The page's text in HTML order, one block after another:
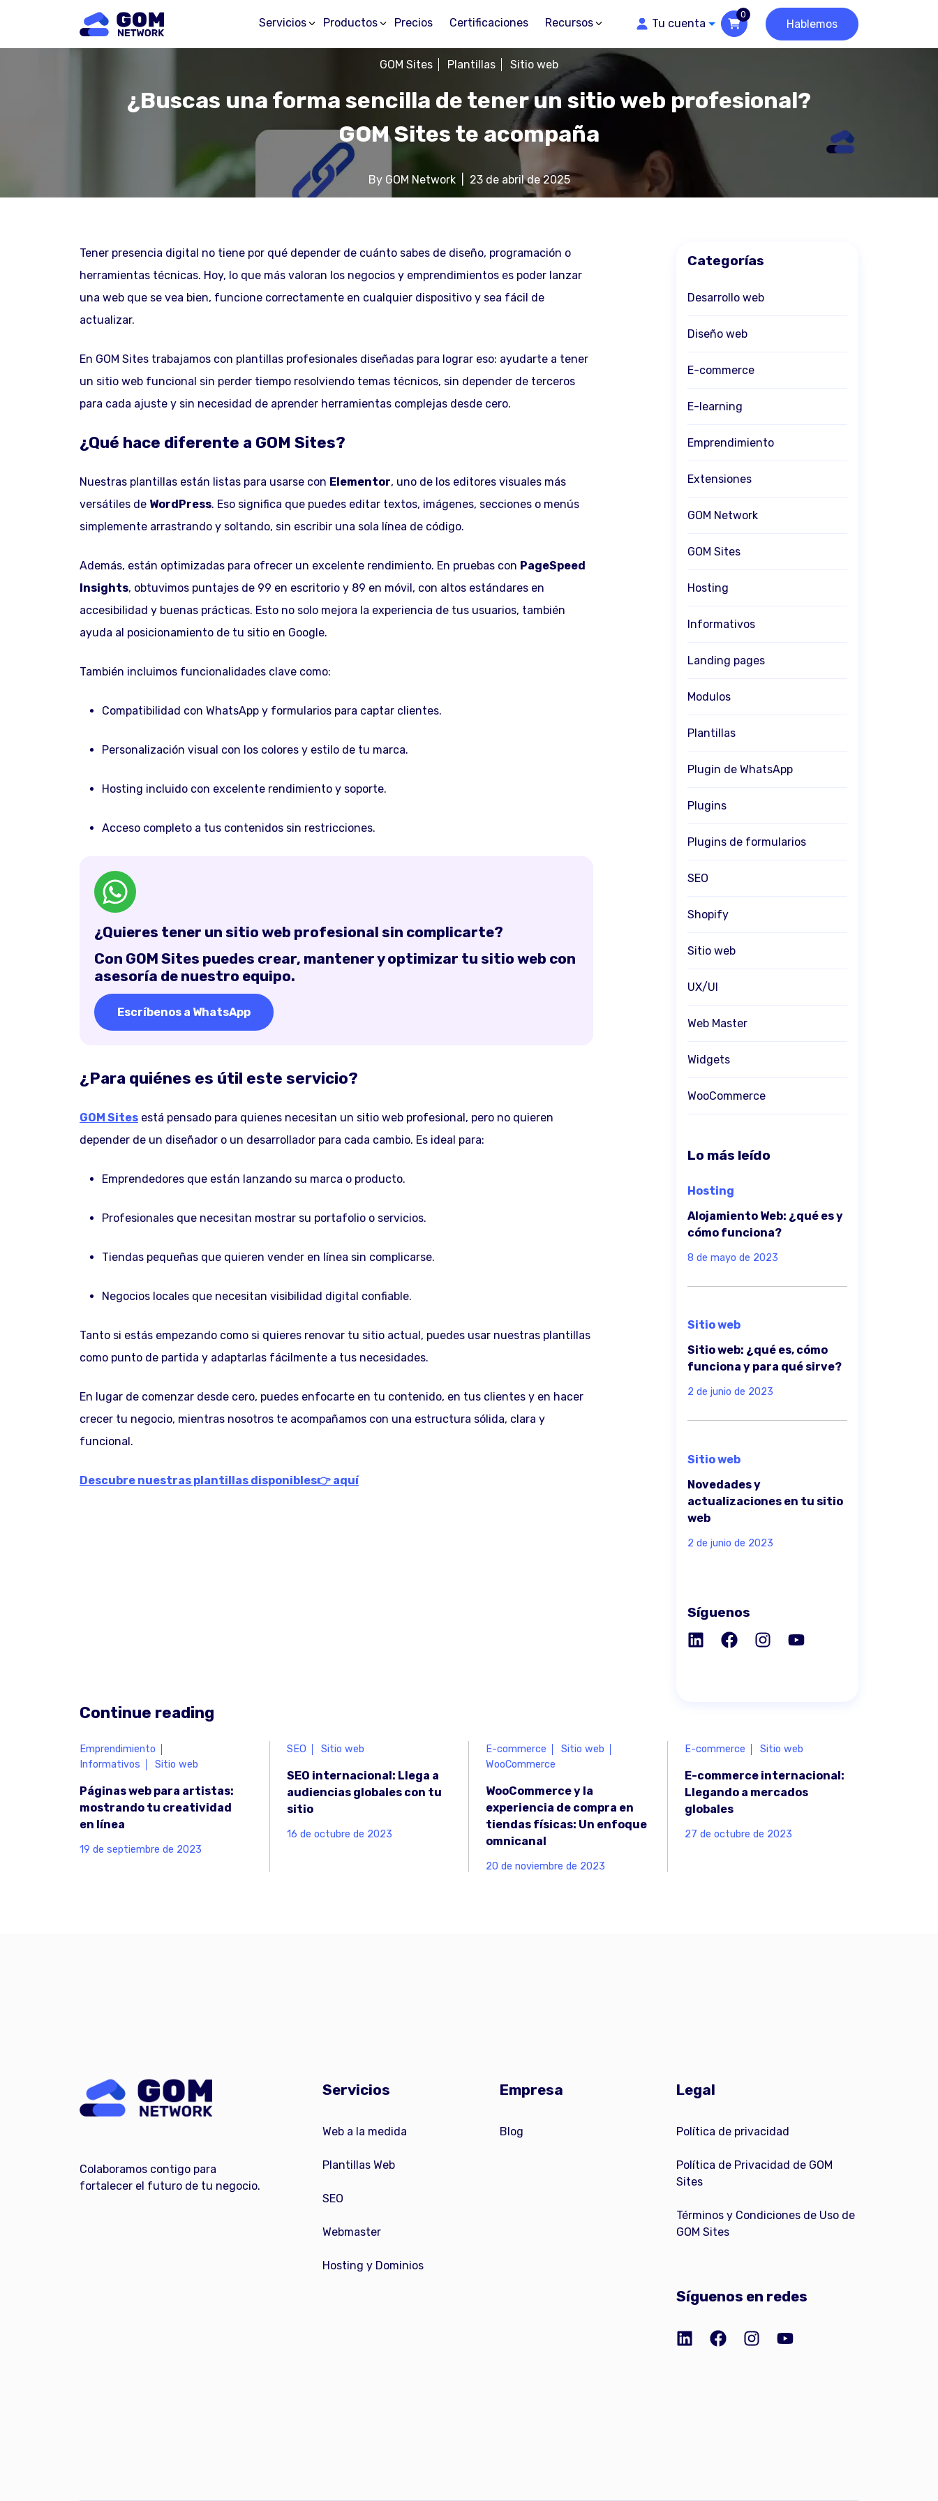
Servicios Productos Precios Certificaciones Recursos Tu cuenta
0
Hablemos
¿Buscas una forma sencilla de tener un sitio web profesional?
GOM Sites te acompaña
GOM Sites Plantillas Sitio web
By GOM Network 23 de abril de 2025
Tener presencia digital no tiene por qué depender de cuánto sabes de diseño, programación o
herramientas técnicas. Hoy, lo que más valoran los negocios y emprendimientos es poder lanzar
una web que se vea bien, funcione correctamente en cualquier dispositivo y sea fácil de
actualizar.
En GOM Sites trabajamos con plantillas profesionales diseñadas para lograr eso: ayudarte a tener
un sitio web funcional sin perder tiempo resolviendo temas técnicos, sin depender de terceros
para cada ajuste y sin necesidad de aprender herramientas complejas desde cero.
¿Qué hace diferente a GOM Sites?
Nuestras plantillas están listas para usarse con Elementor, uno de los editores visuales más
versátiles de WordPress. Eso significa que puedes editar textos, imágenes, secciones o menús
simplemente arrastrando y soltando, sin escribir una sola línea de código.
Además, están optimizadas para ofrecer un excelente rendimiento. En pruebas con PageSpeed
Insights, obtuvimos puntajes de 99 en escritorio y 89 en móvil, con altos estándares en
accesibilidad y buenas prácticas. Esto no solo mejora la experiencia de tus usuarios, también
ayuda al posicionamiento de tu sitio en Google.
También incluimos funcionalidades clave como:
Compatibilidad con WhatsApp y formularios para captar clientes.
Personalización visual con los colores y estilo de tu marca.
Hosting incluido con excelente rendimiento y soporte.
Acceso completo a tus contenidos sin restricciones.
¿Quieres tener un sitio web profesional sin complicarte?
Con GOM Sites puedes crear, mantener y optimizar tu sitio web con
asesoría de nuestro equipo.
Escríbenos a WhatsApp
¿Para quiénes es útil este servicio?
GOM Sites está pensado para quienes necesitan un sitio web profesional, pero no quieren
depender de un diseñador o un desarrollador para cada cambio. Es ideal para:
Emprendedores que están lanzando su marca o producto.
Profesionales que necesitan mostrar su portafolio o servicios.
Tiendas pequeñas que quieren vender en línea sin complicarse.
Negocios locales que necesitan visibilidad digital confiable.
Tanto si estás empezando como si quieres renovar tu sitio actual, puedes usar nuestras plantillas
como punto de partida y adaptarlas fácilmente a tus necesidades.
En lugar de comenzar desde cero, puedes enfocarte en tu contenido, en tus clientes y en hacer
crecer tu negocio, mientras nosotros te acompañamos con una estructura sólida, clara y
funcional.
Descubre nuestras plantillas disponibles👉 aquí
Categorías
Desarrollo web
Diseño web
E-commerce
E-learning
Emprendimiento
Extensiones
GOM Network
GOM Sites
Hosting
Informativos
Landing pages
Modulos
Plantillas
Plugin de WhatsApp
Plugins
Plugins de formularios
SEO
Shopify
Sitio web
UX/UI
Web Master
Widgets
WooCommerce
Lo más leído
Hosting
Alojamiento Web: ¿qué es y
cómo funciona?
8 de mayo de 2023
Sitio web
Sitio web: ¿qué es, cómo
funciona y para qué sirve?
2 de junio de 2023
Sitio web
Novedades y
actualizaciones en tu sitio
web
2 de junio de 2023
Síguenos
Continue reading
Emprendimiento
Informativos
Sitio web
Páginas web para artistas:
mostrando tu creatividad
en línea
19 de septiembre de 2023
SEO Sitio web
SEO internacional: Llega a
audiencias globales con tu
sitio
16 de octubre de 2023
E-commerce
Sitio web
WooCommerce
WooCommerce y la
experiencia de compra en
tiendas físicas: Un enfoque
omnicanal
20 de noviembre de 2023
E-commerce Sitio web
E-commerce internacional:
Llegando a mercados
globales
27 de octubre de 2023
Colaboramos contigo para
fortalecer el futuro de tu negocio.
Servicios
Web a la medida
Plantillas Web
SEO
Webmaster
Hosting y Dominios
Empresa
Blog
Legal
Política de privacidad
Política de Privacidad de GOM
Sites
Términos y Condiciones de Uso de
GOM Sites
Síguenos en redes